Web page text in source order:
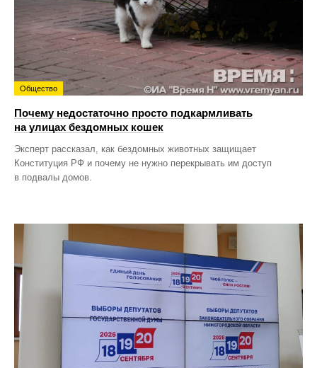
Общество
Почему недостаточно просто подкармливать
на улицах бездомных кошек
Эксперт рассказал, как бездомных животных защищает
Конституция РФ и почему не нужно перекрывать им доступ
в подвалы домов.